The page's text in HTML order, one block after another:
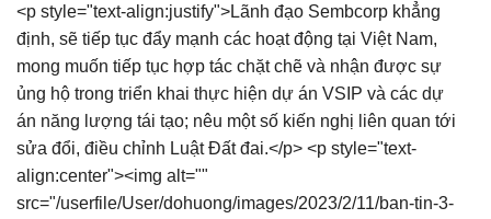
<p style="text-align:justify">Lãnh đạo Sembcorp khẳng
định, sẽ tiếp tục đẩy mạnh các hoạt động tại Việt Nam,
mong muốn tiếp tục hợp tác chặt chẽ và nhận được sự
ủng hộ trong triển khai thực hiện dự án VSIP và các dự
án năng lượng tái tạo; nêu một số kiến nghị liên quan tới
sửa đổi, điều chỉnh Luật Đất đai.</p> <p style="text-
align:center"><img alt=""
src="/userfile/User/dohuong/images/2023/2/11/ban-tin-3-